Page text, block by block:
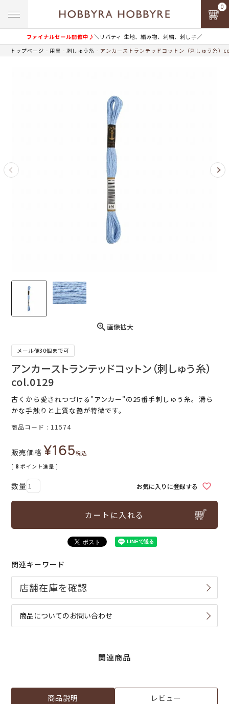
ファイナルセール開催中♪＼リバティ 生地、編み物、刺繍、刺し子／
0
トップページ 用具 刺しゅう糸 アンカーストランテッドコットン（刺しゅう糸）
画像拡大
メール便30個まで可
アンカーストランテッドコットン（刺しゅう糸）
col.0129
古くから愛されつづける"アンカー"の25番手刺しゅう糸。滑ら
かな手触りと上質な艶が特徴です。
商品コード 11574
販売価格 ¥165税込
[ 8 ポイント進呈 ]
お気に入りに登録する
カートに入れる
関連キーワード
商品についてのお問い合わせ
関連商品
商品説明 レビュー